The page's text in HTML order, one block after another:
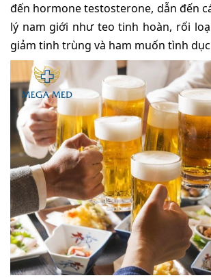
đến hormone testosterone, dẫn đến
lý nam giới như teo tinh hoàn, rối
giảm tinh trùng và ham muốn tình